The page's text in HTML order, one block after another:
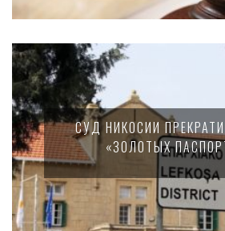
СУД НИКОСИИ
«ЗОЛОТЫХ